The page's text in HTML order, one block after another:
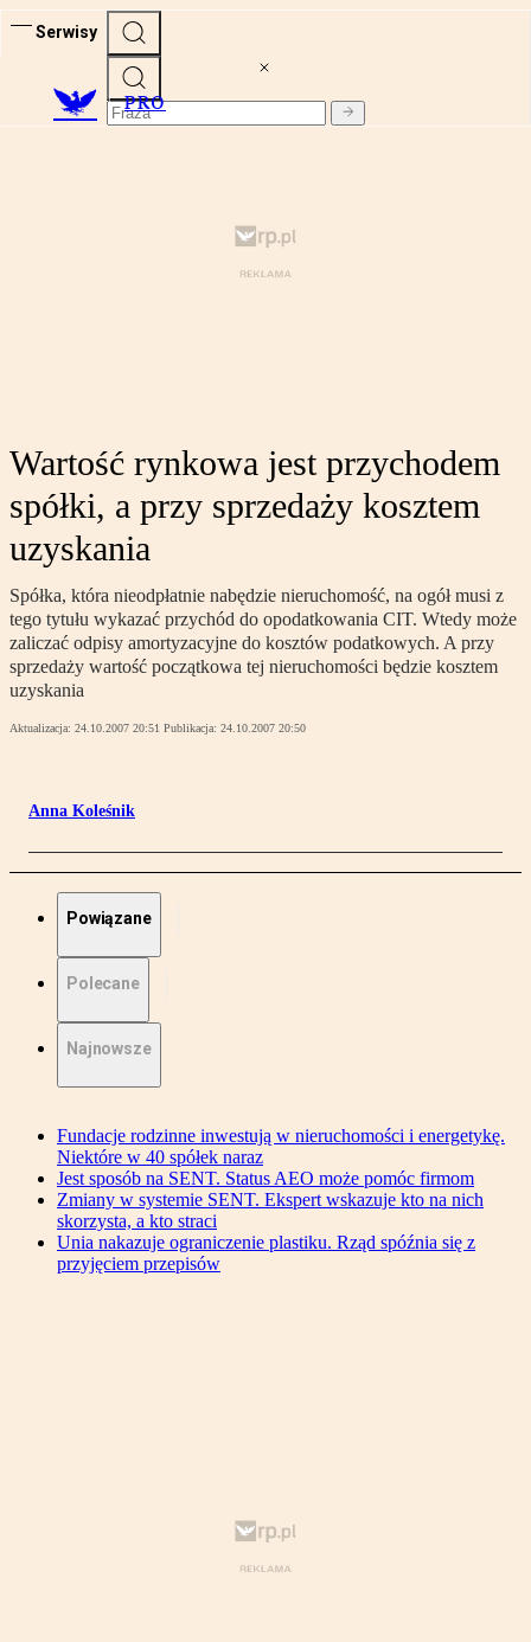
Serwisy
PRO
Wartość rynkowa jest przychodem
spółki, a przy sprzedaży kosztem
uzyskania
Spółka, która nieodpłatnie nabędzie nieruchomość, na ogół musi z
tego tytułu wykazać przychód do opodatkowania CIT. Wtedy może
zaliczać odpisy amortyzacyjne do kosztów podatkowych. A przy
sprzedaży wartość początkowa tej nieruchomości będzie kosztem
uzyskania
Aktualizacja: 24.10.2007 20:51 Publikacja: 24.10.2007 20:50
Anna Koleśnik
Powiązane
Polecane
Najnowsze
Fundacje rodzinne inwestują w nieruchomości i energetykę.
Niektóre w 40 spółek naraz
Jest sposób na SENT. Status AEO może pomóc firmom
Zmiany w systemie SENT. Ekspert wskazuje kto na nich
skorzysta, a kto straci
Unia nakazuje ograniczenie plastiku. Rząd spóźnia się z
przyjęciem przepisów